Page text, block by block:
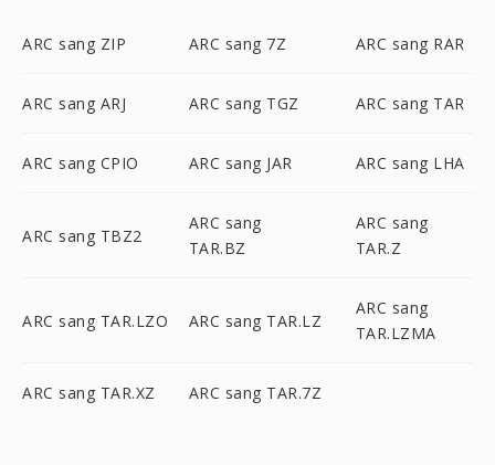
ARC sang ZIP ARC sang 7Z ARC sang RAR
ARC sang ARJ ARC sang TGZ ARC sang TAR
ARC sang CPIO ARC sang JAR ARC sang LHA
ARC sang TBZ2
ARC sang
TAR.BZ
ARC sang
TAR.Z
ARC sang TAR.LZO ARC sang TAR.LZ
ARC sang
TAR.LZMA
ARC sang TAR.XZ ARC sang TAR.7Z